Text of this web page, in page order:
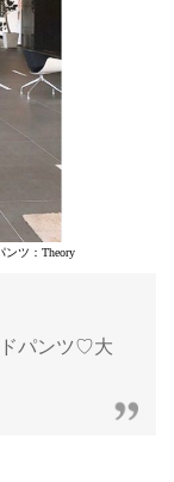
ツ：Theory
パンツ♡大